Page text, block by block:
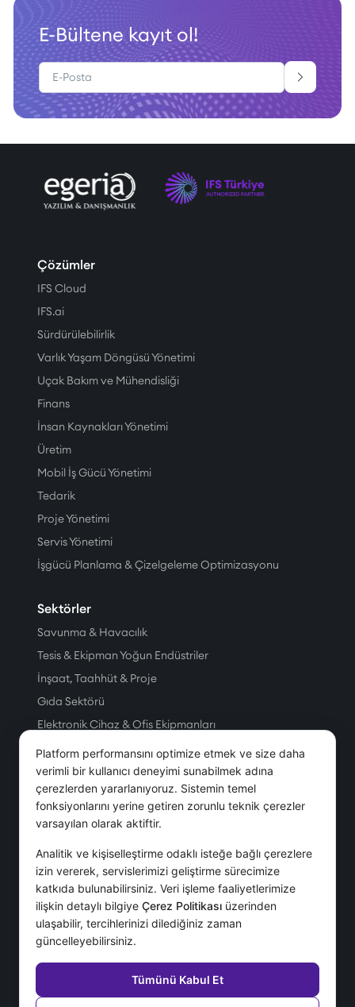
E-Bültene kayıt ol!
Çözümler
IFS Cloud
IFS.ai
Sürdürülebilirlik
Varlık Yaşam Döngüsü Yönetimi
Uçak Bakım ve Mühendisliği
Finans
İnsan Kaynakları Yönetimi
Üretim
Mobil İş Gücü Yönetimi
Tedarik
Proje Yönetimi
Servis Yönetimi
İşgücü Planlama & Çizelgeleme Optimizasyonu
Sektörler
Savunma & Havacılık
Tesis & Ekipman Yoğun Endüstriler
İnşaat, Taahhüt & Proje
Gıda Sektörü
Elektronik Cihaz & Ofis Ekipmanları
Üretim
Petrol & Doğal Gaz
Tesis Yönetim Hizmetleri
Telekom
Hizmetler
Danışmanlık Hizmetleri
Destek Hizmetleri
Platform performansını optimize etmek ve size daha
verimli bir kullanıcı deneyimi sunabilmek adına
çerezlerden yararlanıyoruz. Sistemin temel
fonksiyonlarını yerine getiren zorunlu teknik çerezler
varsayılan olarak aktiftir.
Analitik ve kişiselleştirme odaklı isteğe bağlı çerezlere
izin vererek, servislerimizi geliştirme sürecimize
katkıda bulunabilirsiniz. Veri işleme faaliyetlerimize
ilişkin detaylı bilgiye Çerez Politikası üzerinden
ulaşabilir, tercihlerinizi dilediğiniz zaman
güncelleyebilirsiniz.
Tümünü Kabul Et